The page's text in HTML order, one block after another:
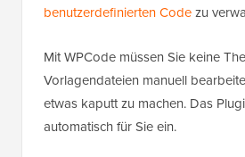
benutzerdefinierten Codezu
Mit WPCode müssen Sie keine
Vorlagendateien manuell
etwas kaputt zu machen. Das
automatisch für Sie ein.